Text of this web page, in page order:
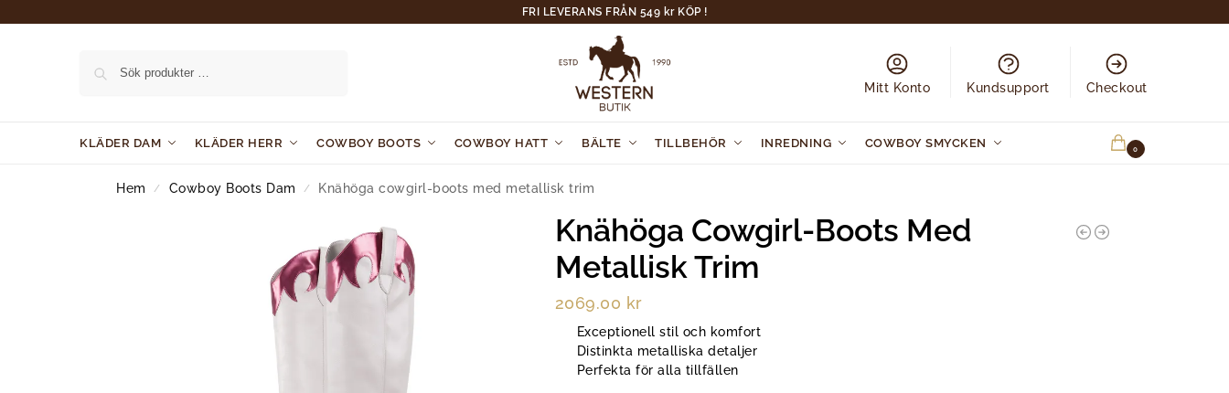
FRI LEVERANS FRÅN 549 kr KÖP !
Mitt Konto Kundsupport Checkout
KLÄDER DAM KLÄDER HERR COWBOY BOOTS COWBOY HATT BÄLTE TILLBEHÖR INREDNING COWBOY SMYCKEN 0
Hem / Cowboy Boots Dam / Knähöga cowgirl-boots med metallisk trim
Knähöga Cowgirl-Boots Med
Metallisk Trim
2069.00 kr
Exceptionell stil och komfort
Distinkta metalliska detaljer
Perfekta för alla tillfällen